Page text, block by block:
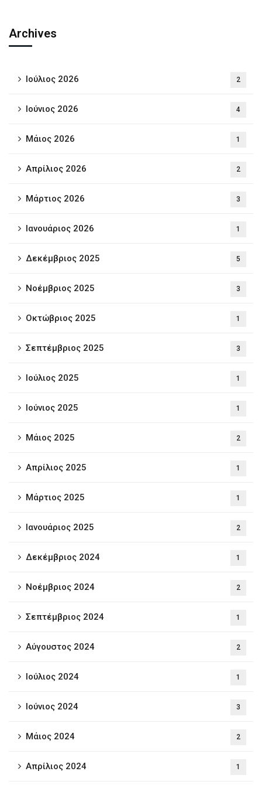
Archives
Ιούλιος 2026 2
Ιούνιος 2026 4
Μάιος 2026 1
Απρίλιος 2026 2
Μάρτιος 2026 3
Ιανουάριος 2026 1
Δεκέμβριος 2025 5
Νοέμβριος 2025 3
Οκτώβριος 2025 1
Σεπτέμβριος 2025 3
Ιούλιος 2025 1
Ιούνιος 2025 1
Μάιος 2025 2
Απρίλιος 2025 1
Μάρτιος 2025 1
Ιανουάριος 2025 2
Δεκέμβριος 2024 1
Νοέμβριος 2024 2
Σεπτέμβριος 2024 1
Αύγουστος 2024 2
Ιούλιος 2024 1
Ιούνιος 2024 3
Μάιος 2024 2
Απρίλιος 2024 1